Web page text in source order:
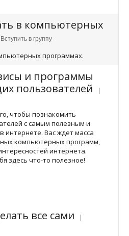
в компьютерных
в группу
программах.
и программы
пользователей
чтобы познакомить
с самым полезным и
интернете. Вас ждет масса
компьютерных программ,
интернета.
здесь что-то полезное!
все сами